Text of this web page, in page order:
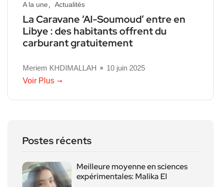
A la une Actualités
La Caravane ‘Al-Soumoud’ entre en
Libye : des habitants offrent du
carburant gratuitement
Meriem KHDIMALLAH
10 juin 2025
Voir Plus
Postes récents
Meilleure moyenne en sciences
expérimentales: Malika El